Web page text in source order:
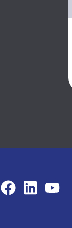
F
a
L
i
Y
o